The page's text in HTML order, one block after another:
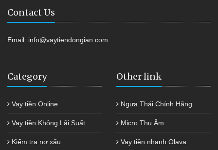
Contact Us
Email: info@vaytiendongian.com
Category
Vay tiền Online
Vay tiền Không Lãi Suất
Kiểm tra nợ xấu
Other link
Ngựa Thái Chính Hãng
Micro Thu Âm
Vay tiền nhanh Olava